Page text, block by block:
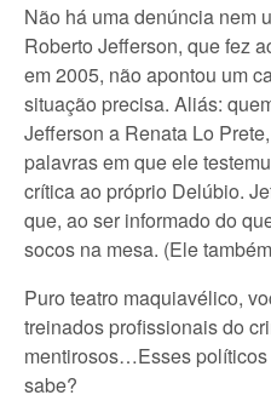
Não há uma denúncia nem
Roberto Jefferson, que fez
em 2005, não apontou um
situação precisa. Aliás:
Jefferson a Renata Lo
palavras em que ele
crítica ao próprio Delúbio.
que, ao ser informado do
socos na mesa. (Ele
Puro teatro maquiavélico,
treinados profissionais do
mentirosos…Esses
sabe?